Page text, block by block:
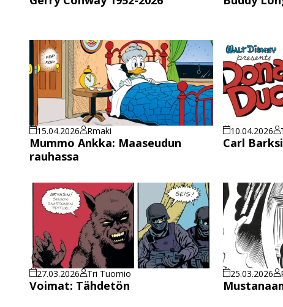
15.04.2026 Rmaki
Mummo Ankka: Maaseudun
rauhassa
10.04.2026
Carl
27.03.2026 Tri Tuomio
Voimat: Tähdetön
25.03.2026